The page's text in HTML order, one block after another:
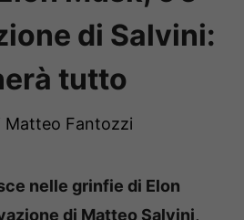
di Salvini:
tutto
Matteo Fantozzi
nelle grinfie di Elon
di Matteo Salvini,